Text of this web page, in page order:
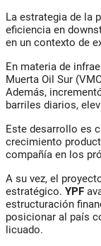
La estrategia de la
eficiencia en
en un contexto de
En materia de
Muerta Oil Sur
Además,
barriles diarios,
Este desarrollo es
crecimiento
compañía en los
A su vez, el
estratégico. YPF
estructuración
posicionar al país
licuado.